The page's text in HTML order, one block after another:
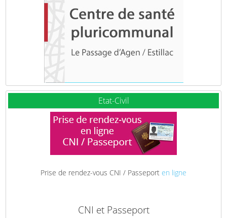
Etat-Civil
Prise de rendez-vous CNI / Passeport en ligne
CNI et Passeport